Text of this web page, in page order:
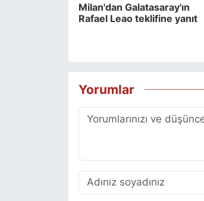
Milan'dan Galatasaray'ın
Rafael Leao teklifine yanıt
Yorumlar